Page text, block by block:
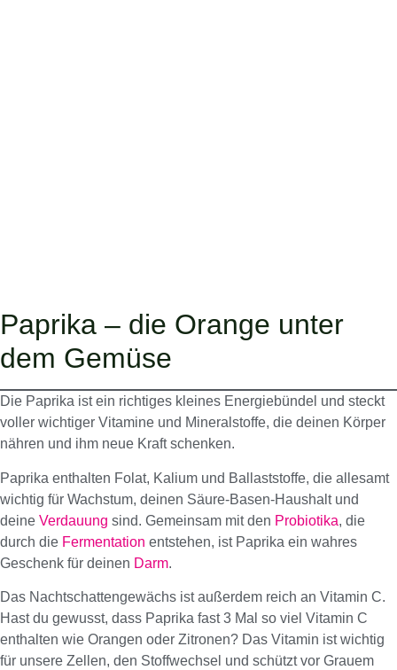
Paprika – die Orange unter
dem Gemüse
Die Paprika ist ein richtiges kleines Energiebündel und steckt
voller wichtiger Vitamine und Mineralstoffe, die deinen Körper
nähren und ihm neue Kraft schenken.
Paprika enthalten Folat, Kalium und Ballaststoffe, die allesamt
wichtig für Wachstum, deinen Säure-Basen-Haushalt und
deine Verdauung sind. Gemeinsam mit den Probiotika, die
durch die Fermentation entstehen, ist Paprika ein wahres
Geschenk für deinen Darm.
Das Nachtschattengewächs ist außerdem reich an Vitamin C.
Hast du gewusst, dass Paprika fast 3 Mal so viel Vitamin C
enthalten wie Orangen oder Zitronen? Das Vitamin ist wichtig
für unsere Zellen, den Stoffwechsel und schützt vor Grauem